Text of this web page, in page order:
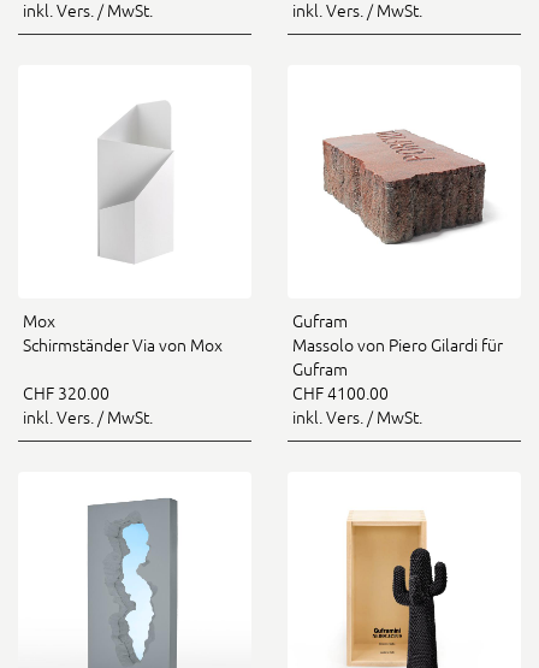
inkl. Vers. / MwSt. inkl. Vers. / MwSt.
Mox
Schirmständer Via von Mox
CHF 320.00
inkl. Vers. / MwSt.
Gufram
Massolo von Piero Gilardi für
Gufram
CHF 4100.00
inkl. Vers. / MwSt.